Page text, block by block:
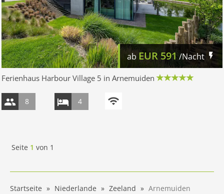
ab EUR 591/Nacht
Ferienhaus Harbour Village 5 in Arnemuiden
8 4
Seite 1 von 1
Startseite Niederlande Zeeland Arnemuiden